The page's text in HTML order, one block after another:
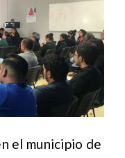
el municipio de